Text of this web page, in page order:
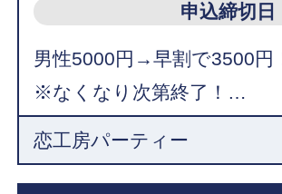
申込締切
男性5000円→早割で3500
※なくなり次第終了！…
恋工房パーティー